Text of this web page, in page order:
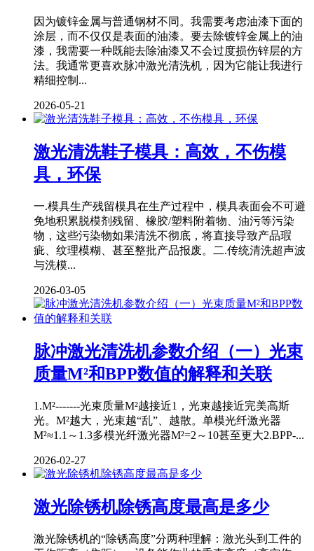
因为镀锌金属与普通钢材不同。我需要考虑油漆下面的
涂层，而不仅仅是表面的油漆。要去除镀锌金属上的油
漆，我需要一种既能去除油漆又不会过度损伤锌层的方
法。我通常更喜欢脉冲激光清洗机，因为它能让我进行
精细控制...
2026-05-21
激光清洗鞋子模具：高效，不伤模
具，环保
一.模具生产残留模具在生产过程中，模具表面会不可避
免地积累脱模剂残留、橡胶/塑料附着物、油污等污染
物，这些污染物如果清洗不彻底，将直接导致产品瑕
疵、纹理模糊、甚至整批产品报废。二.传统清洗超声波
与洗模...
2026-03-05
脉冲激光清洗机参数介绍（一）光束
质量M²和BPP数值的解释和关联
1.M²-------光束质量M²越接近1，光束越接近完美高斯
光。M²越大，光束越“乱”、越散。单模光纤激光器
M²≈1.1～1.3多模光纤激光器M²=2～10甚至更大2.BPP-...
2026-02-27
激光除锈机除锈高度最高是多少
激光除锈机的“除锈高度”分两种理解：激光头到工件的